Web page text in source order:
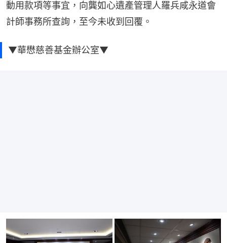
動用款項等事宜，向龔如心遺產管理人羅兵咸永道會
計師事務所查詢，至今未收到回覆。
▼華懋慈善基金辦公室▼